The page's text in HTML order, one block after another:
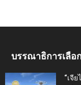
บรรณาธิการเลือ
“เจี